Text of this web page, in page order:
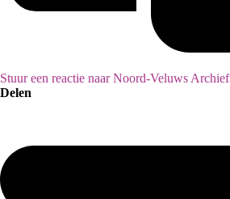
Stuur een reactie naar Noord-Veluws Archief
Delen